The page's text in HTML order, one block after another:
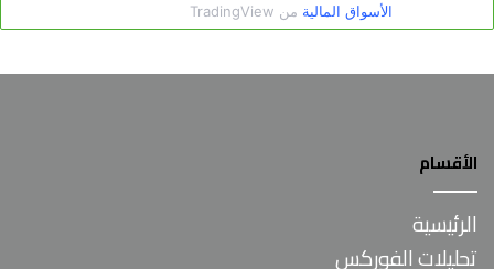
الأقسام
الرئيسية
تحليلات الفوركس